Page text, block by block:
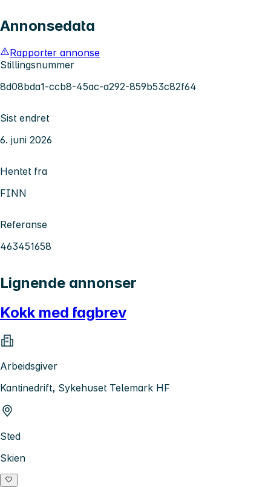
Annonsedata
Rapporter annonse
Stillingsnummer
8d08bda1-ccb8-45ac-a292-859b53c82f64
Sist endret
6. juni 2026
Hentet fra
FINN
Referanse
463451658
Lignende annonser
Kokk med fagbrev
Arbeidsgiver
Kantinedrift, Sykehuset Telemark HF
Sted
Skien